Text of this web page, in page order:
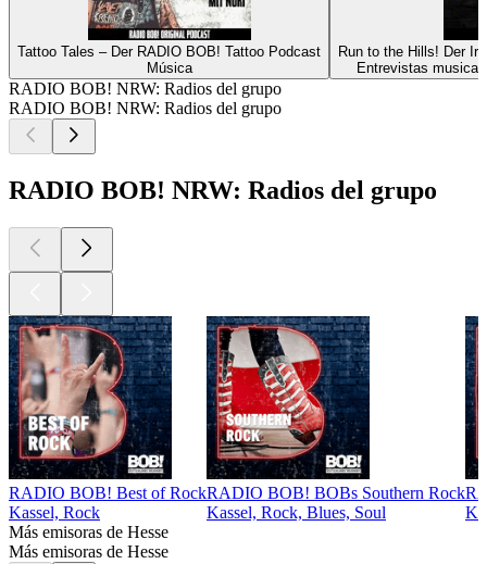
Tattoo Tales – Der RADIO BOB! Tattoo Podcast
Música
Run to the Hills! Der
Entrevistas
RADIO BOB! NRW: Radios del grupo
RADIO BOB! NRW: Radios del grupo
RADIO BOB! NRW: Radios del grupo
RADIO BOB! Best of Rock
Kassel, Rock
RADIO BOB! BOBs Southern Rock
Kassel, Rock, Blues, Soul
Más emisoras de Hesse
Más emisoras de Hesse